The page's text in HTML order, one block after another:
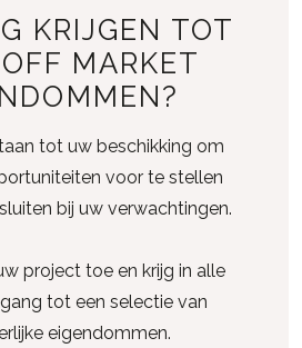
KRIJGEN TOT
MARKET
tot uw beschikking om
voor te stellen
bij uw verwachtingen.
project toe en krijg in alle
tot een selectie van
eigendommen.